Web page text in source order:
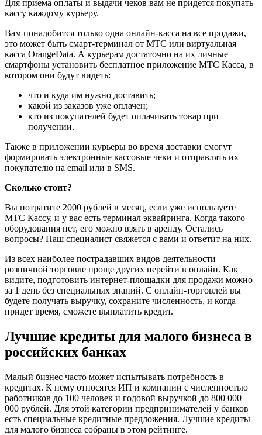
Для приема оплаты и выдачи чеков вам не придется покупать
кассу каждому курьеру.
Вам понадобится только одна онлайн-касса на все продажи,
это может быть смарт-терминал от МТС или виртуальная
касса OrangeData. А курьерам достаточно на их личные
смартфоны установить бесплатное приложение МТС Касса, в
котором они будут видеть:
что и куда им нужно доставить;
какой из заказов уже оплачен;
кто из покупателей будет оплачивать товар при
получении.
Также в приложении курьеры во время доставки смогут
формировать электронные кассовые чеки и отправлять их
покупателю на email или в SMS.
Сколько стоит?
Вы потратите 2000 рублей в месяц, если уже используете
МТС Кассу, и у вас есть терминал эквайринга. Когда такого
оборудования нет, его можно взять в аренду. Остались
вопросы? Наш специалист свяжется с вами и ответит на них.
Из всех наиболее пострадавших видов деятельности
розничной торговле проще других перейти в онлайн. Как
видите, подготовить интернет-площадки для продажи можно
за 1 день без специальных знаний. С онлайн-торговлей вы
будете получать выручку, сохраните численность, и когда
придет время, сможете выплатить кредит.
Лучшие кредиты для малого бизнеса в
российских банках
Малый бизнес часто может испытывать потребность в
кредитах. К нему относятся ИП и компании с численностью
работников до 100 человек и годовой выручкой до 800 000
000 рублей. Для этой категории предпринимателей у банков
есть специальные кредитные предложения. Лучшие кредиты
для малого бизнеса собраны в этом рейтинге.